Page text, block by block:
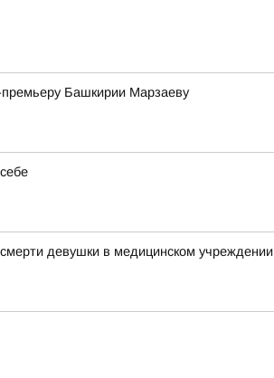
премьеру Башкирии Марзаеву
девушки в медицинском учреждении